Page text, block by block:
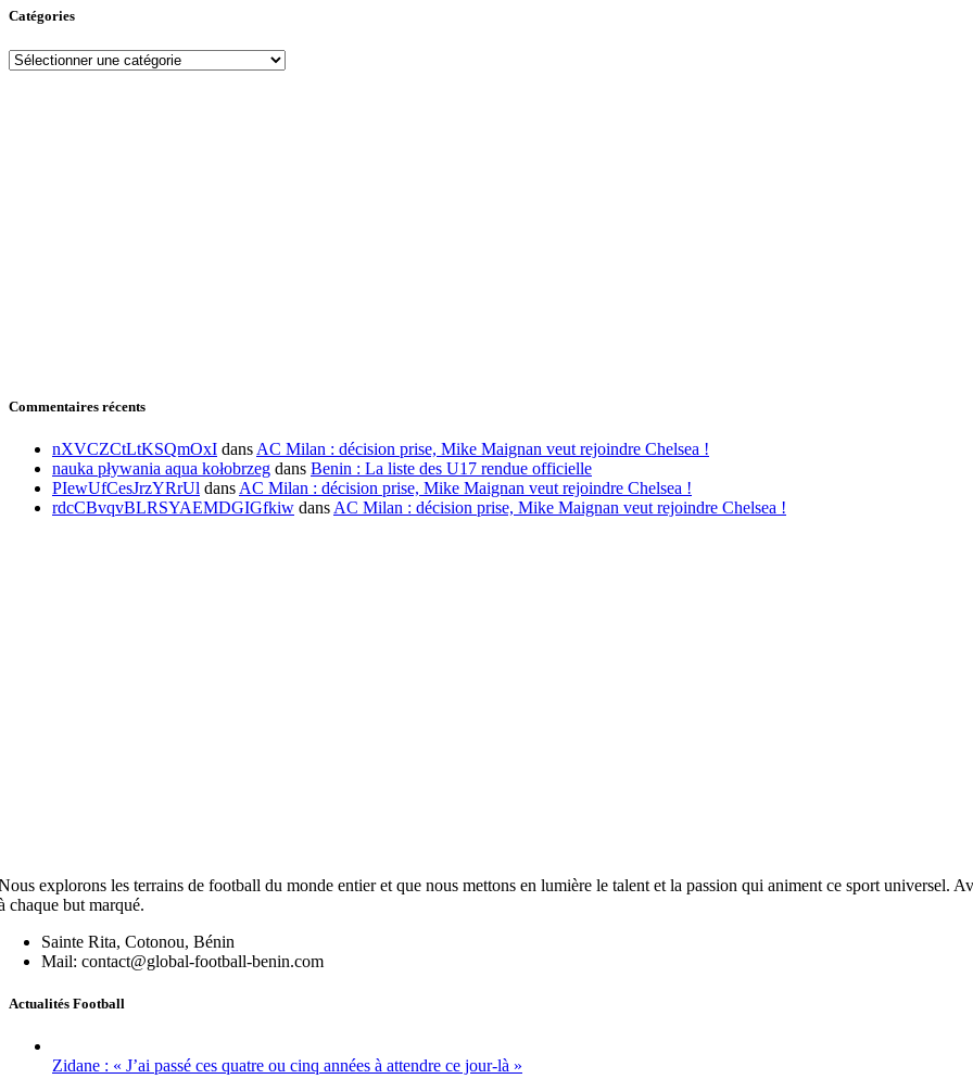
Catégories
Catégories
Commentaires récents
nXVCZCtLtKSQmOxI dans AC Milan : décision prise, Mike Maignan veut rejoindre Chelsea !
nauka pływania aqua kołobrzeg dans Benin : La liste des U17 rendue officielle
PIewUfCesJrzYRrUl dans AC Milan : décision prise, Mike Maignan veut rejoindre Chelsea !
rdcCBvqvBLRSYAEMDGIGfkiw dans AC Milan : décision prise, Mike Maignan veut rejoindre Chelsea !
explorons les terrains de football du monde entier et que nous mettons en lumière le talent et la passion qui animent ce sport universel.
chaque but marqué.
Sainte Rita, Cotonou, Bénin
Mail: contact@global-football-benin.com
Actualités Football
Zidane : « J’ai passé ces quatre ou cinq années à attendre ce jour-là »